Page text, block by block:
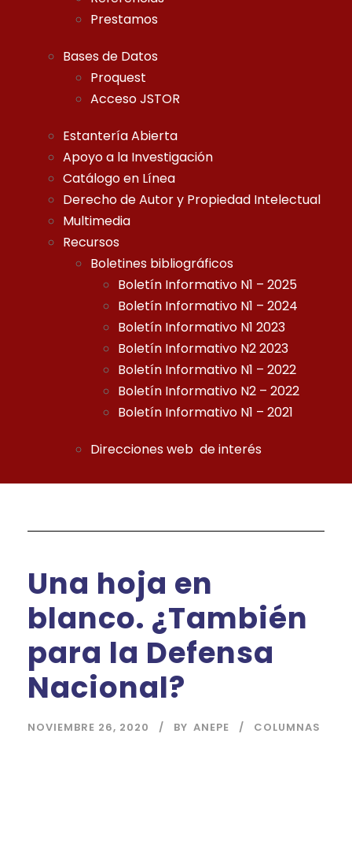
Prestamos
Bases de Datos
Proquest
Acceso JSTOR
Estantería Abierta
Apoyo a la Investigación
Catálogo en Línea
Derecho de Autor y Propiedad Intelectual
Multimedia
Recursos
Boletines bibliográficos
Boletín Informativo N1 – 2025
Boletín Informativo N1 – 2024
Boletín Informativo N1 2023
Boletín Informativo N2 2023
Boletín Informativo N1 – 2022
Boletín Informativo N2 – 2022
Boletín Informativo N1 – 2021
Direcciones web de interés
Una hoja en
blanco. ¿También
para la Defensa
Nacional?
NOVIEMBRE 26, 2020 BY ANEPE COLUMNAS